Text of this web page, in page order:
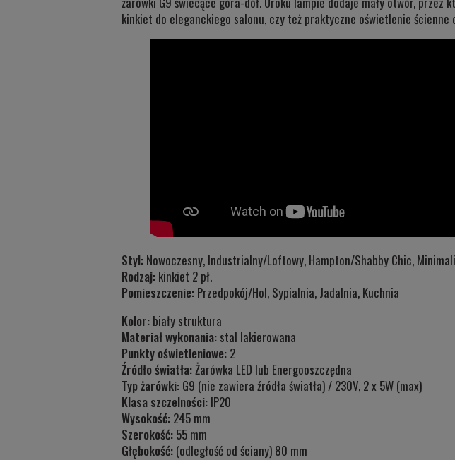
kinkiet do eleganckiego salonu, czy też praktyczne oświetlenie ścienne
Styl: Nowoczesny, Industrialny/Loftowy, Hampton/Shabby Chic,
Rodzaj: kinkiet 2 pł.
Pomieszczenie: Przedpokój/Hol, Sypialnia, Jadalnia, Kuchnia
Kolor: biały struktura
Materiał wykonania: stal lakierowana
Punkty oświetleniowe: 2
Źródło światła:Żarówka LED lub Energooszczędna
Typ żarówki: G9 (nie zawiera źródła światła) / 230V, 2 x 5W (max)
Klasa szczelności: IP20
Wysokość: 245 mm
Szerokość: 55 mm
Głębokość: (odległość od ściany) 80 mm